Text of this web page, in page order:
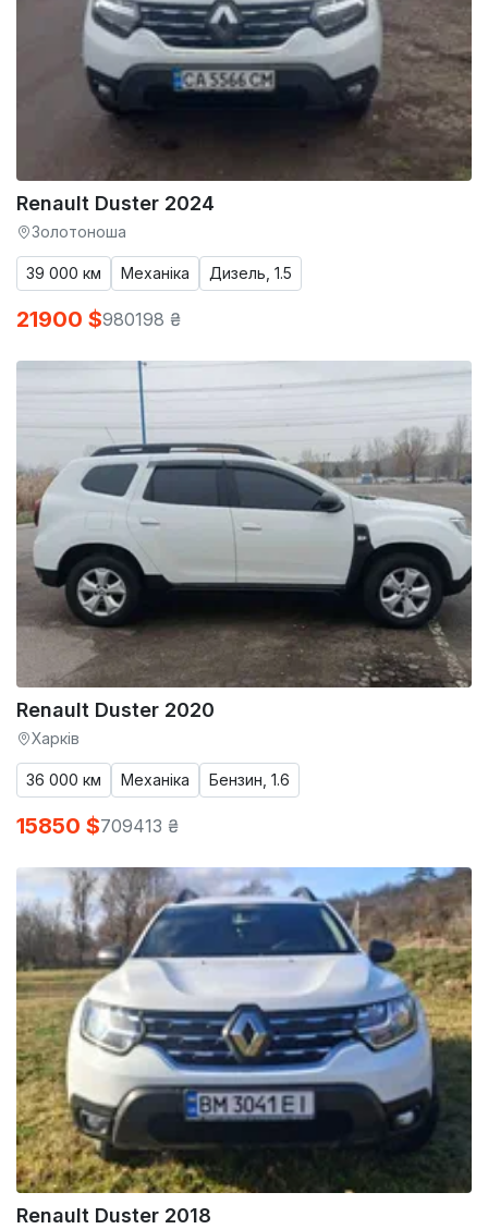
Renault Duster 2024
Золотоноша
39 000 км Механіка Дизель, 1.5
21900 $980198 ₴
Renault Duster 2020
Харків
36 000 км Механіка Бензин, 1.6
15850 $709413 ₴
Renault Duster 2018